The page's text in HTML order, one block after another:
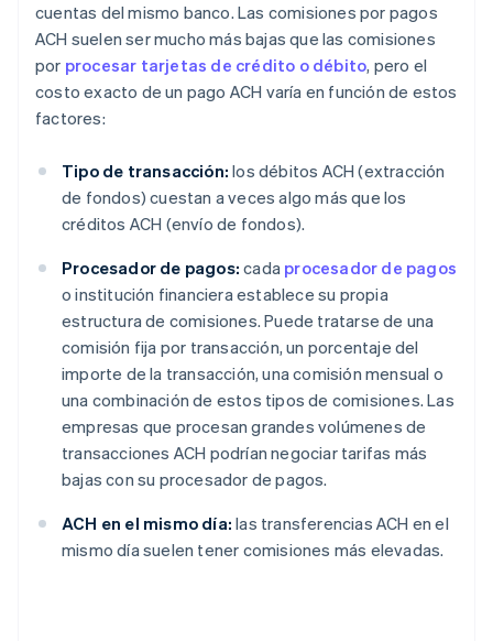
cuentas del mismo banco. Las comisiones por pagos
ACH suelen ser mucho más bajas que las comisiones
por procesar tarjetas de crédito o débito, pero el
costo exacto de un pago ACH varía en función de estos
factores:
Tipo de transacción: los débitos ACH (extracción
de fondos) cuestan a veces algo más que los
créditos ACH (envío de fondos).
Procesador de pagos: cada procesador de pagos
o institución financiera establece su propia
estructura de comisiones. Puede tratarse de una
comisión fija por transacción, un porcentaje del
importe de la transacción, una comisión mensual o
una combinación de estos tipos de comisiones. Las
empresas que procesan grandes volúmenes de
transacciones ACH podrían negociar tarifas más
bajas con su procesador de pagos.
ACH en el mismo día: las transferencias ACH en el
mismo día suelen tener comisiones más elevadas.